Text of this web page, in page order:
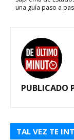
una guía paso a
PUBLICADO
TAL VEZ TE